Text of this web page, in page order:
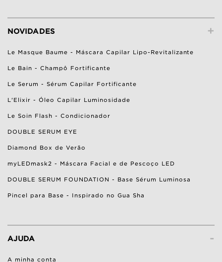
+
NOVIDADES
Le Masque Baume - Máscara Capilar Lipo-Revitalizante
Le Bain - Champô Fortificante
Le Serum - Sérum Capilar Fortificante
L'Elixir - Óleo Capilar Luminosidade
Le Soin Flash - Condicionador
DOUBLE SERUM EYE
Diamond Box de Verão
myLEDmask2 - Máscara Facial e de Pescoço LED
DOUBLE SERUM FOUNDATION - Base Sérum Luminosa
Pincel para Base - Inspirado no Gua Sha
-
AJUDA
A minha conta